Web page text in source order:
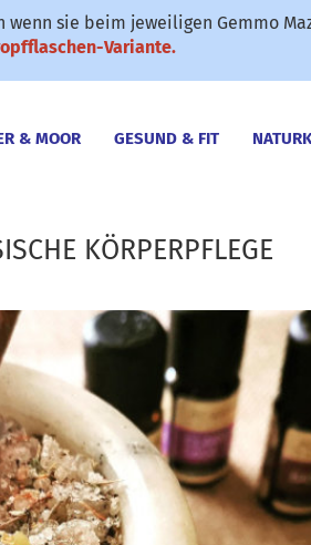
0911-61 79 25 SONDERANGEBOTE
wenn sie beim jeweiligen Gemmo
Variante.
& MOOR GESUND & FIT
KÖRPERPFLEGE